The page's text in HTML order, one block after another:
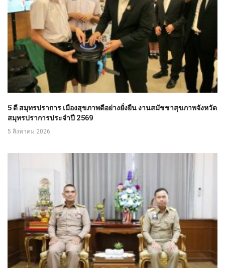
5 ดี สมุทรปราการ เมืองสุขภาพดีอย่างยั่งยืน งานสมัชชาสุขภาพจังหวัด
สมุทรปราการประจำปี 2569
5 สิงหาคม 2026